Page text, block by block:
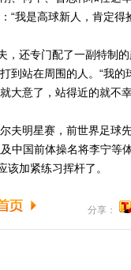
“我是高球新人，肯定得
还专门配了一副特制的
到站在周围的人。“我的
意了，站得近的就不幸‘
明星赛，前世界足球
中国前体操名将李宁等
该加紧练习挥杆了。
分享：